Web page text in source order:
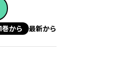
巻から 最新から